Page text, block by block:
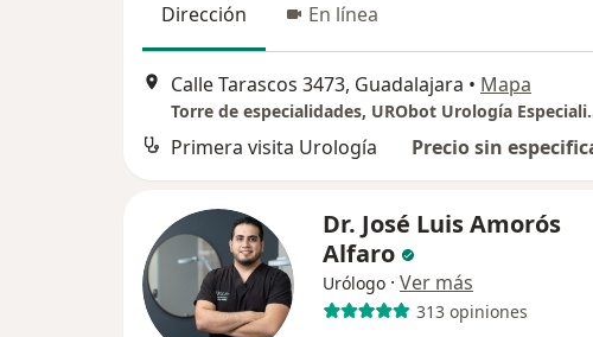
Dirección En línea
Calle Tarascos 3473, Guadalajara • Mapa
Torre de
Primera visita Urología Precio sin
Dr. José Luis Amorós
Alfaro
Urólogo · Ver más
313 opiniones